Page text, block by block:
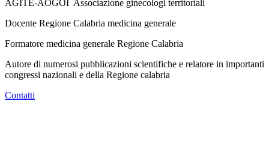
AGITE-AOGOI Associazione ginecologi territoriali
Docente Regione Calabria medicina generale
Formatore medicina generale Regione Calabria
Autore di numerosi pubblicazioni scientifiche e relatore in importanti
congressi nazionali e della Regione calabria
Contatti